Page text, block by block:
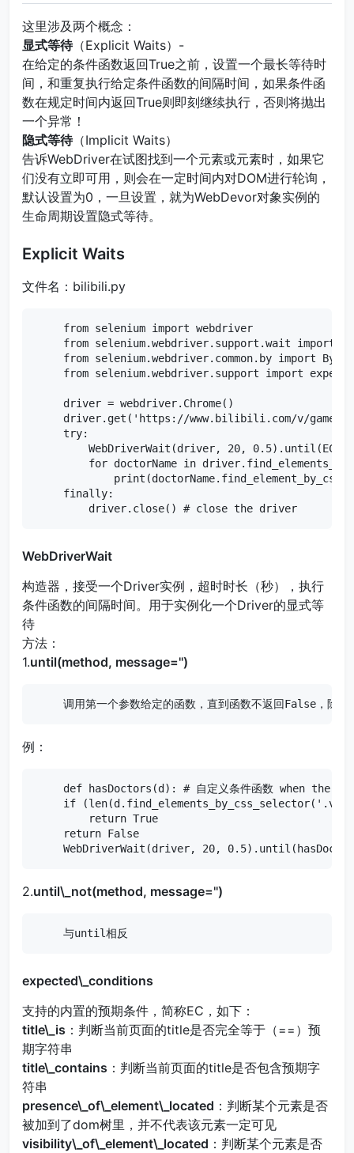
这里涉及两个概念：
显式等待（Explicit Waits）-
在给定的条件函数返回True之前，设置一个最长等待时
间，和重复执行给定条件函数的间隔时间，如果条件函
数在规定时间内返回True则即刻继续执行，否则将抛出
一个异常！
隐式等待（Implicit Waits）
告诉WebDriver在试图找到一个元素或元素时，如果它
们没有立即可用，则会在一定时间内对DOM进行轮询，
默认设置为0，一旦设置，就为WebDevor对象实例的
生命周期设置隐式等待。
Explicit Waits
文件名：bilibili.py
from selenium import webdriver
from selenium.webdriver.support.wait import
from selenium.webdriver.common.by import By #
from selenium.webdriver.support import
driver = webdriver.Chrome()
driver.get('https://www.bilibili.com/v/game/
try:
WebDriverWait(driver, 20,
for doctorName in
finally:
    driver.close() # close the driver
WebDriverWait
构造器，接受一个Driver实例，超时时长（秒），执行
条件函数的间隔时间。用于实例化一个Driver的显式等
待
方法：
1.until(method, message='')
调用第一个参数给定的函数，直到函数不返回False，除
例：
def hasDoctors(d): # 自定义条件函数 when
if
    return True
return False
WebDriverWait(driver, 20,
2.until\_not(method, message='')
与until相反
expected\_conditions
支持的内置的预期条件，简称EC，如下：
title\_is ：判断当前页面的title是否完全等于（==）预
期字符串
title\_contains ：判断当前页面的title是否包含预期字
符串
presence\_of\_element\_located ：判断某个元素是否
被加到了dom树里，并不代表该元素一定可见
visibility\_of\_element\_located ：判断某个元素是否